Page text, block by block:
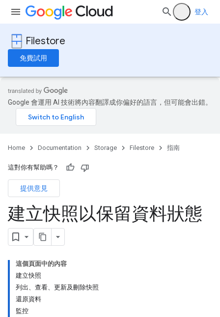
登入
Filestore
免費試用
Google 會運用 AI 技術將內容翻譯成你偏好的語言，但可能會出錯。
Home Documentation Storage Filestore 指南
這對你有幫助嗎？
提供意見
建立快照以保留資料狀態
這個頁面中的內容
建立快照
列出、查看、更新及刪除快照
還原資料
監控